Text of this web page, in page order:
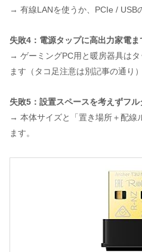
→ 有線LANを使うか、PCIe / USB
失敗4：電源タップに高出力家電
→ ゲーミングPC用と暖房器具は
ます（タコ足注意は別記事の通り）
失敗5：設置スペースを考えずフル
→ 本体サイズと「置き場所＋配線
ます。